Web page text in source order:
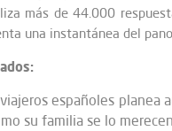
más de 44.000
una instantánea del
españoles planea
su familia se lo